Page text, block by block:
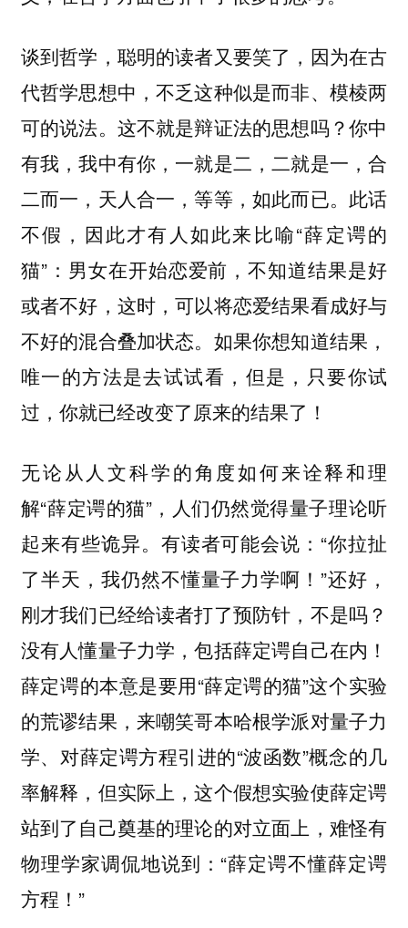
谈到哲学，聪明的读者又要笑了，因为在古
代哲学思想中，不乏这种似是而非、模棱两
可的说法。这不就是辩证法的思想吗？你中
有我，我中有你，一就是二，二就是一，合
二而一，天人合一，等等，如此而已。此话
不假，因此才有人如此来比喻“薛定谔的
猫”：男女在开始恋爱前，不知道结果是好
或者不好，这时，可以将恋爱结果看成好与
不好的混合叠加状态。如果你想知道结果，
唯一的方法是去试试看，但是，只要你试
过，你就已经改变了原来的结果了！
无论从人文科学的角度如何来诠释和理
解“薛定谔的猫”，人们仍然觉得量子理论听
起来有些诡异。有读者可能会说：“你拉扯
了半天，我仍然不懂量子力学啊！”还好，
刚才我们已经给读者打了预防针，不是吗？
没有人懂量子力学，包括薛定谔自己在内！
薛定谔的本意是要用“薛定谔的猫”这个实验
的荒谬结果，来嘲笑哥本哈根学派对量子力
学、对薛定谔方程引进的“波函数”概念的几
率解释，但实际上，这个假想实验使薛定谔
站到了自己奠基的理论的对立面上，难怪有
物理学家调侃地说到：“薛定谔不懂薛定谔
方程！”